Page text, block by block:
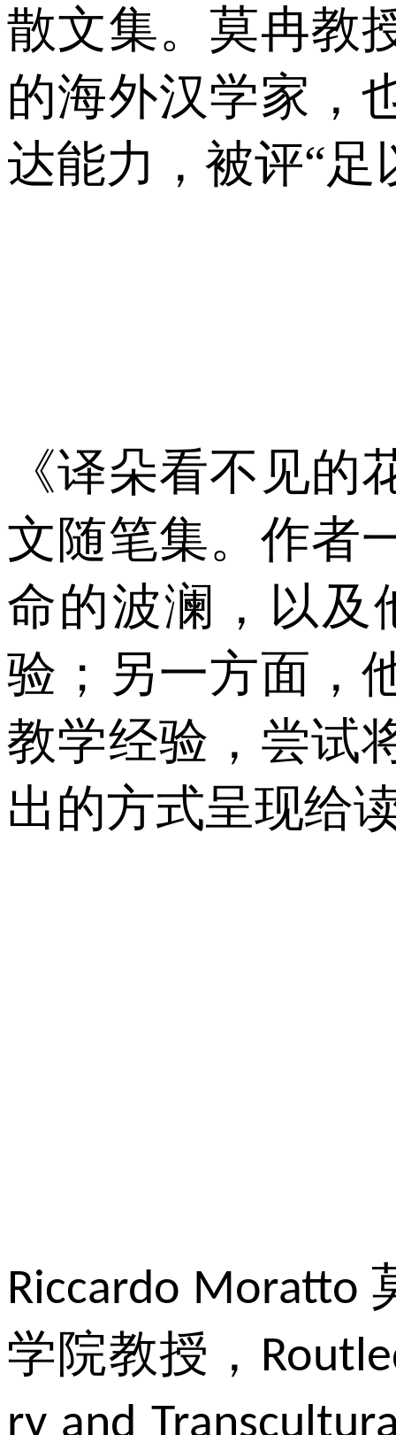
散文集。莫冉教
的海外汉学家，
达能力，被评“
《译朵看不见
文随笔集。作者
命的波澜，以及
验；另一方面，
教学经验，尝试
出的方式呈现给
Riccardo Moratto
学院教授，
ry and